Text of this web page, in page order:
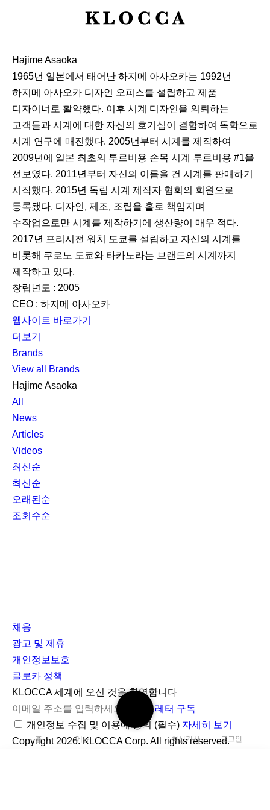
K
C
A
검
색
하
기
홈 메뉴 최신기사 로그인
Hajime Asaoka
1965년 일본에서 태어난 하지메 아사오카는 1992년
하지메 아사오카 디자인 오피스를 설립하고 제품
디자이너로 활약했다. 이후 시계 디자인을 의뢰하는
고객들과 시계에 대한 자신의 호기심이 결합하여 독학으로
시계 연구에 매진했다. 2005년부터 시계를 제작하여
2009년에 일본 최초의 투르비용 손목 시계 투르비용 #1을
선보였다. 2011년부터 자신의 이름을 건 시계를 판매하기
시작했다. 2015년 독립 시계 제작자 협회의 회원으로
등록됐다. 디자인, 제조, 조립을 홀로 책임지며
수작업으로만 시계를 제작하기에 생산량이 매우 적다.
2017년 프리시전 워치 도쿄를 설립하고 자신의 시계를
비롯해 쿠로노 도쿄와 타카노라는 브랜드의 시계까지
제작하고 있다.
창립년도 : 2005
CEO : 하지메 아사오카
웹사이트 바로가기
더보기
Brands
View all Brands
Hajime Asaoka
All
News
Articles
Videos
최신순
최신순
오래된순
조회수순
채용
광고 및 제휴
개인정보보호
클로카 정책
I
n
s
t
Y
o
u
t
K
L
O
C
KLOCCA 세계에 오신 것을 환영합니다
뉴스레터 구독
개인정보 수집 및 이용에 동의 (필수) 자세히 보기
Copyright 2026. KLOCCA Corp. All rights reserved.